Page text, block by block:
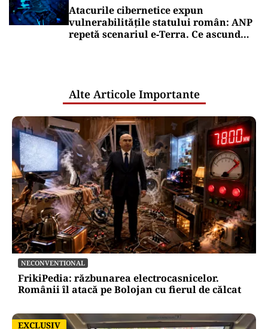
Atacurile cibernetice expun
vulnerabilitățile statului român: ANP
repetă scenariul e‑Terra. Ce ascund
Alte Articole Importante
NECONVENTIONAL
FrikiPedia: răzbunarea electrocasnicelor.
Românii îl atacă pe Bolojan cu fierul de călcat
EXCLUSIV
EXCLUSIV